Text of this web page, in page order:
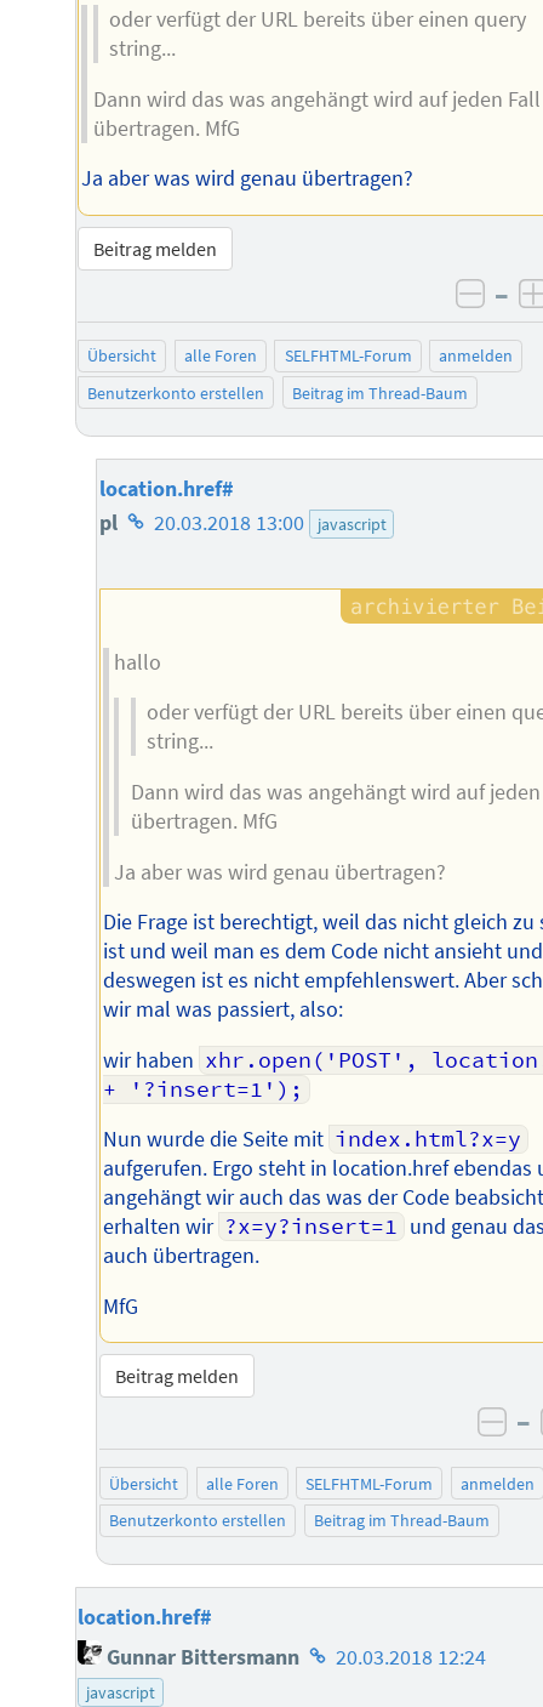
oder verfügt der URL bereits über einen query
string...
Dann wird das was angehängt wird auf jeden Fall
übertragen. MfG
Ja aber was wird genau übertragen?
Beitrag melden
–
Übersicht alle Foren SELFHTML-Forum
anmelden
Benutzerkonto erstellen
Beitrag im Thread-Baum
location.href#
pl Homepage
Autors
20.03.2018 13:00 javascript
hallo
oder verfügt der URL bereits über einen
string...
Dann wird das was angehängt wird auf
übertragen. MfG
Ja aber was wird genau übertragen?
Die Frage ist berechtigt, weil das nicht gleich zu
ist und weil man es dem Code nicht ansieht
deswegen ist es nicht empfehlenswert. Aber
wir mal was passiert, also:
wir haben xhr.open('POST',
+ '?insert=1');
Nun wurde die Seite mit index.html?x=y
aufgerufen. Ergo steht in location.href ebendas
angehängt wir auch das was der Code
erhalten wir ?x=y?insert=1 und genau
auch übertragen.
MfG
Beitrag melden
–
Übersicht alle Foren SELFHTML-Forum
anmelden
Benutzerkonto erstellen
Beitrag im Thread-Baum
location.href#
Gunnar Bittersmann Homepage
20.03.2018 12:24
javascript